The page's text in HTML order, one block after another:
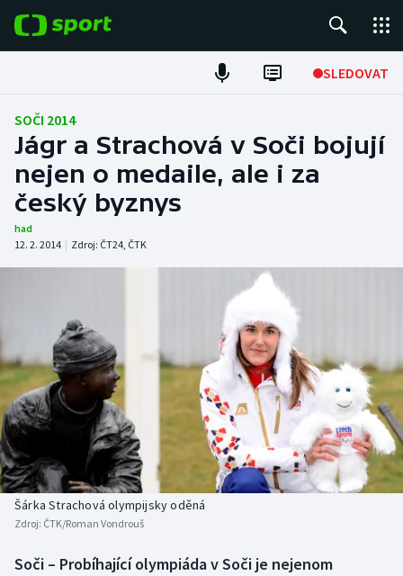
SLEDOVAT
Fotbal
Hokej
Tenis
Atletika
DALŠÍ SPORTY
Americký fotbal
Baseball a softbal
Basketbal
Biatlon
NEPŘEHLÉDNĚTE
Soutěže
Historické návraty
Aplikace ČT sport
SOČI 2014
Jágr a Strachová v Soči bojují
nejen o medaile, ale i za
český byznys
had
12. 2. 2014 | Zdroj: ČT24, ČTK
Šárka Strachová olympijsky oděná
Zdroj: ČTK/Roman Vondrouš
Soči – Probíhající olympiáda v Soči je nejenom